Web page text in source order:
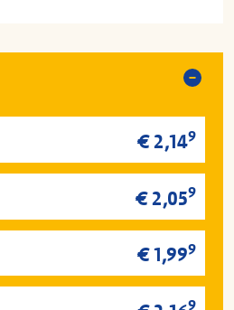
€ 2,149
€ 2,059
€ 1,999
9